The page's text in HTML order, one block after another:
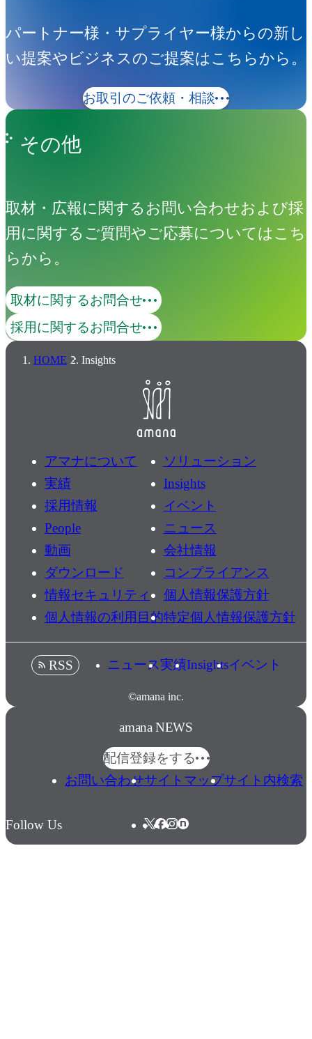
パートナー様・サプライヤー様からの新し
い提案やビジネスのご提案はこちらから。
お取引のご依頼・相談
その他
取材・広報に関するお問い合わせおよび採
用に関するご質問やご応募についてはこち
らから。
取材に関するお問合せ
採用に関するお問合せ
HOME Insights
アマナについて
ソリューション
実績
Insights
採用情報
イベント
People
ニュース
動画
会社情報
ダウンロード
コンプライアンス
情報セキュリティ
個人情報保護方針
個人情報の利用目的特定個人情報保護方針
©amana inc.
RSS ニュース実績Insightsイベント
amana NEWS
配信登録をする
お問い合わせサイトマップサイト内検索
Follow Us